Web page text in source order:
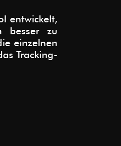
entwickelt,
besser zu
einzelnen
Tracking-